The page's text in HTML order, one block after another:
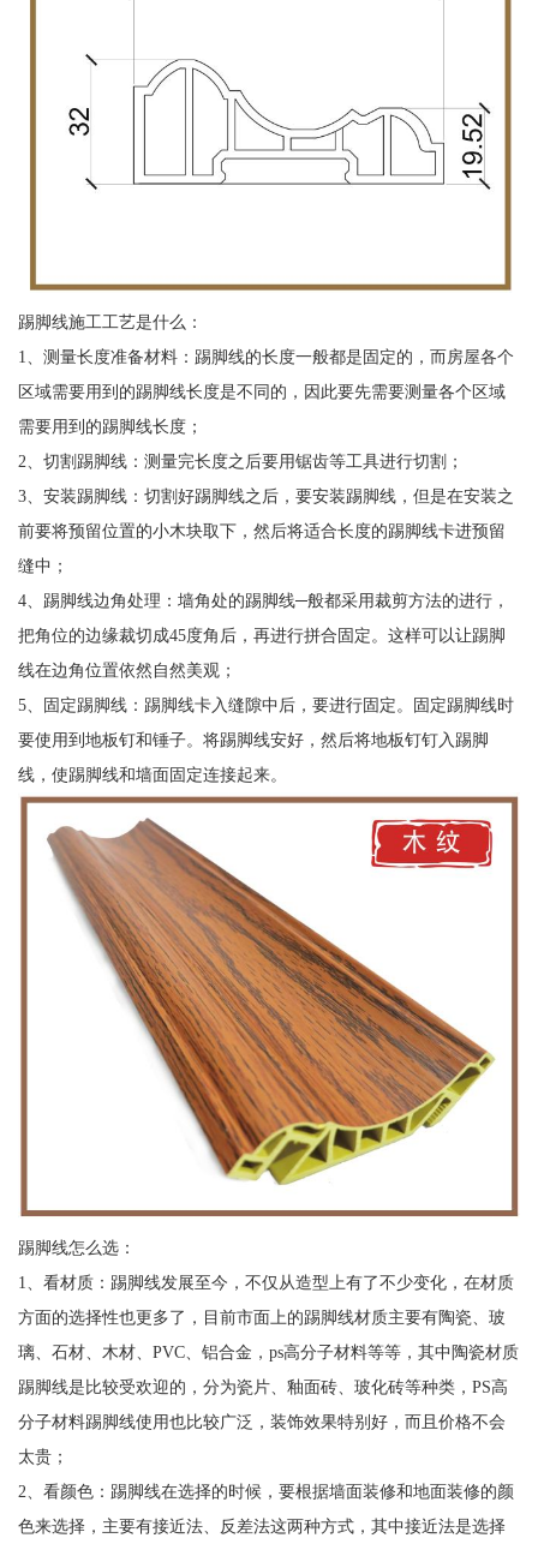
踢脚线施工工艺是什么：
1、测量长度准备材料：踢脚线的长度一般都是固定的，而房屋各个
区域需要用到的踢脚线长度是不同的，因此要先需要测量各个区域
需要用到的踢脚线长度；
2、切割踢脚线：测量完长度之后要用锯齿等工具进行切割；
3、安装踢脚线：切割好踢脚线之后，要安装踢脚线，但是在安装之
前要将预留位置的小木块取下，然后将适合长度的踢脚线卡进预留
缝中；
4、踢脚线边角处理：墙角处的踢脚线─般都采用裁剪方法的进行，
把角位的边缘裁切成45度角后，再进行拼合固定。这样可以让踢脚
线在边角位置依然自然美观；
5、固定踢脚线：踢脚线卡入缝隙中后，要进行固定。固定踢脚线时
要使用到地板钉和锤子。将踢脚线安好，然后将地板钉钉入踢脚
线，使踢脚线和墙面固定连接起来。
踢脚线怎么选：
1、看材质：踢脚线发展至今，不仅从造型上有了不少变化，在材质
方面的选择性也更多了，目前市面上的踢脚线材质主要有陶瓷、玻
璃、石材、木材、PVC、铝合金，ps高分子材料等等，其中陶瓷材质
踢脚线是比较受欢迎的，分为瓷片、釉面砖、玻化砖等种类，PS高
分子材料踢脚线使用也比较广泛，装饰效果特别好，而且价格不会
太贵；
2、看颜色：踢脚线在选择的时候，要根据墙面装修和地面装修的颜
色来选择，主要有接近法、反差法这两种方式，其中接近法是选择